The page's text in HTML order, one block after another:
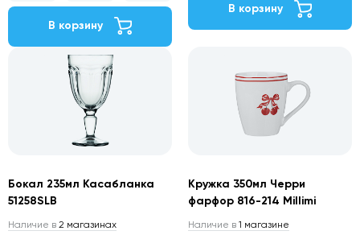
В корзину
В корзину
Бокал 235мл Касабланка
51258SLB
Наличие в 2 магазинах
Кружка 350мл Черри
фарфор 816-214 Millimi
Наличие в 1 магазине